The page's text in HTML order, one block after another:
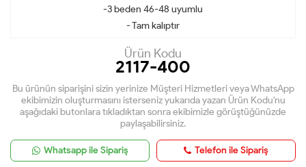
-3 beden 46-48 uyumlu
- Tam kalıptır
Ürün Kodu
2117-400
Bu ürünün siparişini sizin yerinize Müşteri Hizmetleri veya WhatsApp
ekibimizin oluşturmasını isterseniz yukarıda yazan Ürün Kodu'nu
aşağıdaki butonlara tıkladıktan sonra ekibimizle görüştüğünüzde
paylaşabilirsiniz.
Whatsapp ile Sipariş Telefon ile Sipariş